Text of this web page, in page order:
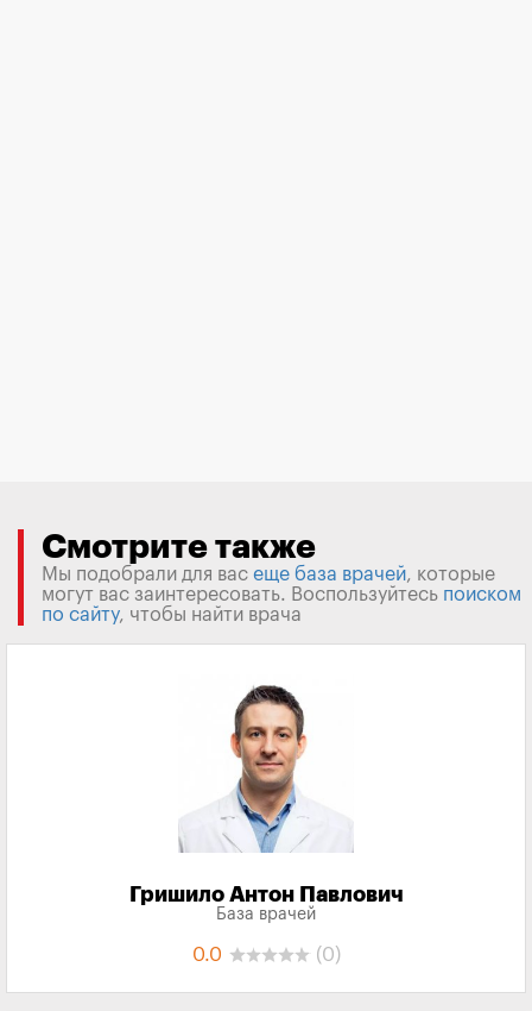
Смотрите также
Мы подобрали для вас еще база врачей, которые
могут вас заинтересовать. Воспользуйтесь поиском
по сайту, чтобы найти врача
Гришило Антон Павлович
База врачей
0.0 (0)